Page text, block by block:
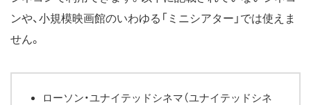
ンや、小規模映画館のいわゆる「ミニシアター」では使えま
せん。
ローソン・ユナイテッドシネマ（ユナイテッドシネ